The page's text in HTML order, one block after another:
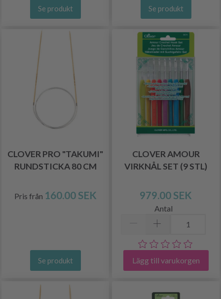
Se produkt Se produkt
CLOVER PRO "TAKUMI"
RUNDSTICKA 80 CM
Pris från 160.00 SEK
Se produkt
CLOVER AMOUR
VIRKNÅL SET (9 STL)
979.00 SEK
Antal
Lägg till varukorgen